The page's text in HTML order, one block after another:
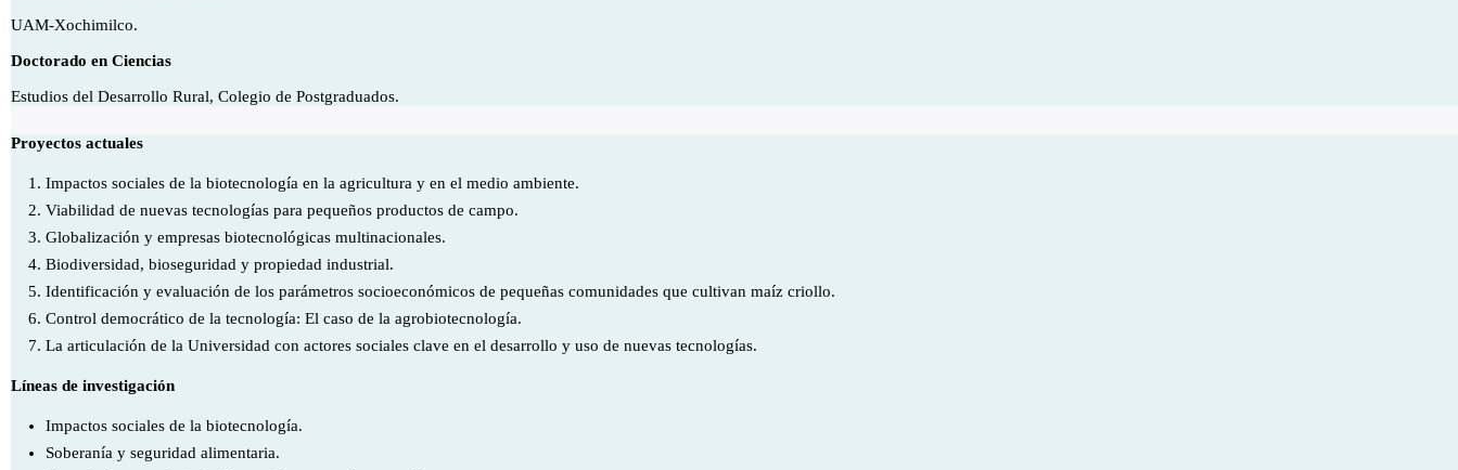
UAM-Xochimilco.
Doctorado en Ciencias
Estudios del Desarrollo Rural, Colegio de Postgraduados.
Proyectos actuales
Impactos sociales de la biotecnología en la agricultura y en el medio ambiente.
Viabilidad de nuevas tecnologías para pequeños productos de campo.
Globalización y empresas biotecnológicas multinacionales.
Biodiversidad, bioseguridad y propiedad industrial.
Identificación y evaluación de los parámetros socioeconómicos de pequeñas comunidades que cultivan maíz criollo.
Control democrático de la tecnología: El caso de la agrobiotecnología.
La articulación de la Universidad con actores sociales clave en el desarrollo y uso de nuevas tecnologías.
Líneas de investigación
Impactos sociales de la biotecnología.
Soberanía y seguridad alimentaria.